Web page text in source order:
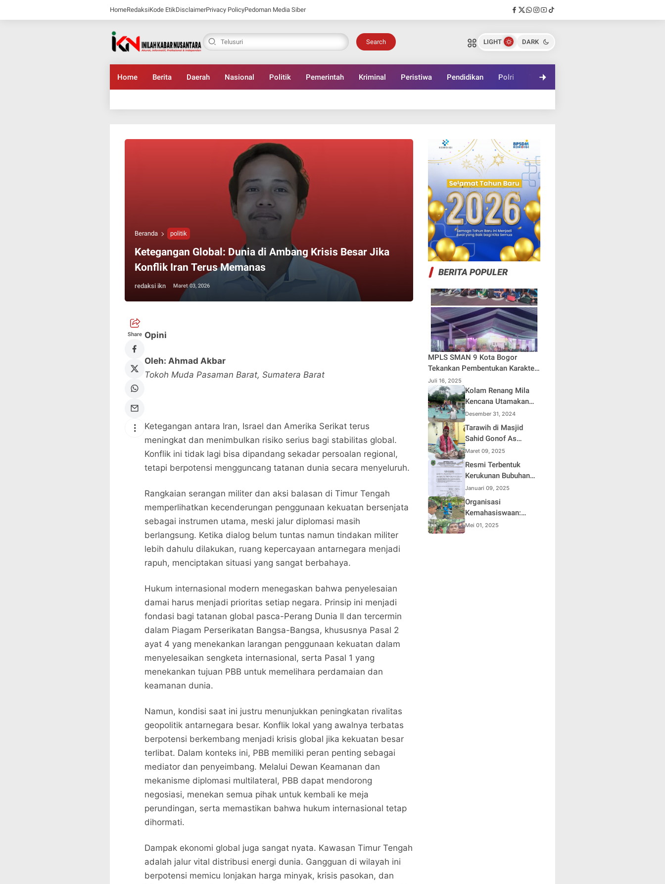
HomeRedaksiKode EtikDisclaimerPrivacy PolicyPedoman Media Siber
Search LIGHT DARK
Home Berita Daerah Nasional Politik Pemerintah Kriminal Peristiwa Pendidikan Polri TNI
Beranda politik
Ketegangan Global: Dunia di Ambang Krisis Besar Jika
Konflik Iran Terus Memanas
redaksi ikn Maret 03, 2026
Share Opini
Oleh: Ahmad Akbar
Tokoh Muda Pasaman Barat, Sumatera Barat
Ketegangan antara Iran, Israel dan Amerika Serikat terus
meningkat dan menimbulkan risiko serius bagi stabilitas global.
Konflik ini tidak lagi bisa dipandang sekadar persoalan regional,
tetapi berpotensi mengguncang tatanan dunia secara menyeluruh.
Rangkaian serangan militer dan aksi balasan di Timur Tengah
memperlihatkan kecenderungan penggunaan kekuatan bersenjata
sebagai instrumen utama, meski jalur diplomasi masih
berlangsung. Ketika dialog belum tuntas namun tindakan militer
lebih dahulu dilakukan, ruang kepercayaan antarnegara menjadi
rapuh, menciptakan situasi yang sangat berbahaya.
Hukum internasional modern menegaskan bahwa penyelesaian
damai harus menjadi prioritas setiap negara. Prinsip ini menjadi
fondasi bagi tatanan global pasca-Perang Dunia II dan tercermin
dalam Piagam Perserikatan Bangsa-Bangsa, khususnya Pasal 2
ayat 4 yang menekankan larangan penggunaan kekuatan dalam
menyelesaikan sengketa internasional, serta Pasal 1 yang
menekankan tujuan PBB untuk memelihara perdamaian dan
keamanan dunia.
Namun, kondisi saat ini justru menunjukkan peningkatan rivalitas
geopolitik antarnegara besar. Konflik lokal yang awalnya terbatas
berpotensi berkembang menjadi krisis global jika kekuatan besar
terlibat. Dalam konteks ini, PBB memiliki peran penting sebagai
mediator dan penyeimbang. Melalui Dewan Keamanan dan
mekanisme diplomasi multilateral, PBB dapat mendorong
negosiasi, menekan semua pihak untuk kembali ke meja
perundingan, serta memastikan bahwa hukum internasional tetap
dihormati.
Dampak ekonomi global juga sangat nyata. Kawasan Timur Tengah
adalah jalur vital distribusi energi dunia. Gangguan di wilayah ini
berpotensi memicu lonjakan harga minyak, krisis pasokan, dan
BERITA POPULER
MPLS SMAN 9 Kota Bogor
Tekankan Pembentukan Karakter
Panca Waluya
Juli 16, 2025
Kolam Renang Mila
Kencana Utamakan
Kenyamanan
Desember 31, 2024
Tarawih di Masjid
Sahid Gonof As
Safura, Kota Sorong
Tetap di Penuhi
Jamaah
Maret 09, 2025
Resmi Terbentuk
Kerukunan Bubuhan
Banjar di Taiwan
Januari 09, 2025
Organisasi
Kemahasiswaan:
Setarakan Peran Laki-
Mei 01, 2025